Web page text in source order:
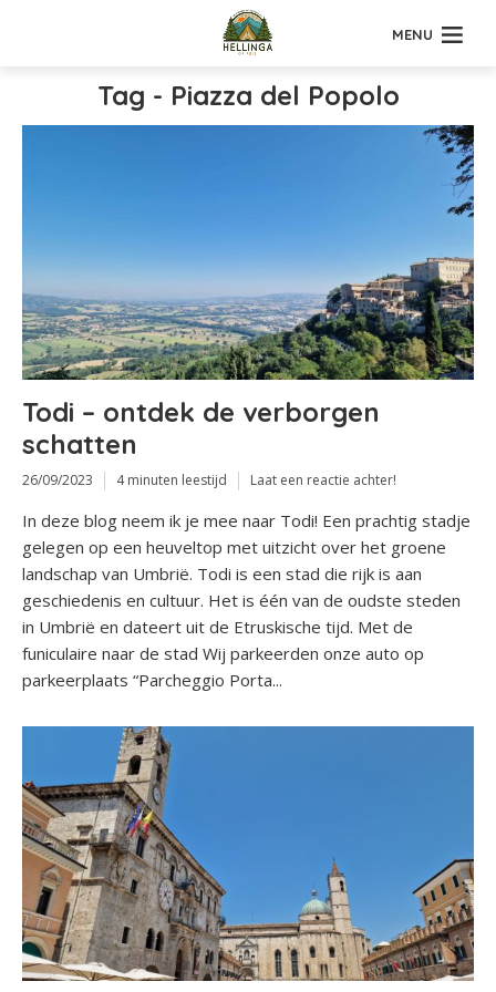
MENU
Tag - Piazza del Popolo
Todi – ontdek de verborgen
schatten
26/09/2023 4 minuten leestijd Laat een reactie achter!
In deze blog neem ik je mee naar Todi! Een prachtig stadje
gelegen op een heuveltop met uitzicht over het groene
landschap van Umbrië. Todi is een stad die rijk is aan
geschiedenis en cultuur. Het is één van de oudste steden
in Umbrië en dateert uit de Etruskische tijd. Met de
funiculaire naar de stad Wij parkeerden onze auto op
parkeerplaats “Parcheggio Porta...